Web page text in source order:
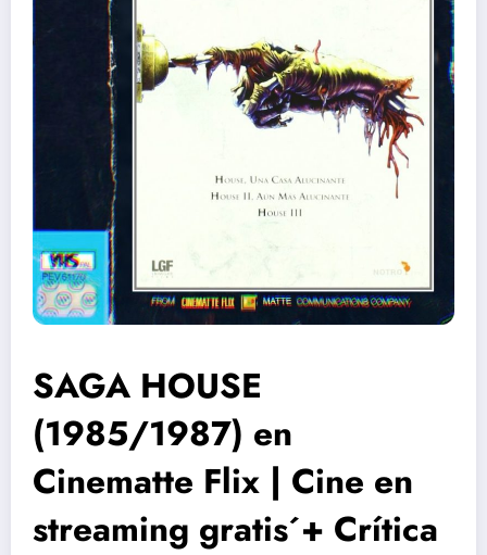
SAGA HOUSE
(1985/1987) en
Cinematte Flix | Cine en
streaming gratis´+ Crítica